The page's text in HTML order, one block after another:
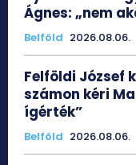
Ágnes: „nem
Belföld 2026.08.06.
Felföldi József
számon kéri
ígérték”
Belföld 2026.08.06.